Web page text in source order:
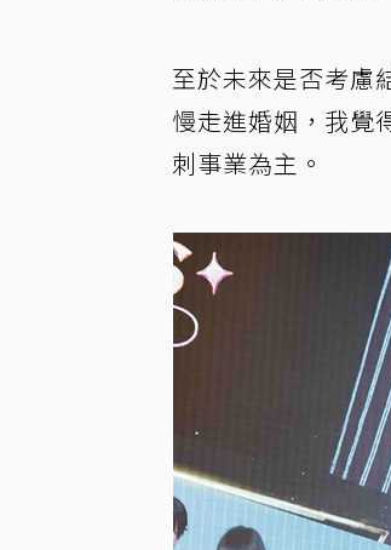
至於未來是否考慮
慢走進婚姻，我覺
刺事業為主。